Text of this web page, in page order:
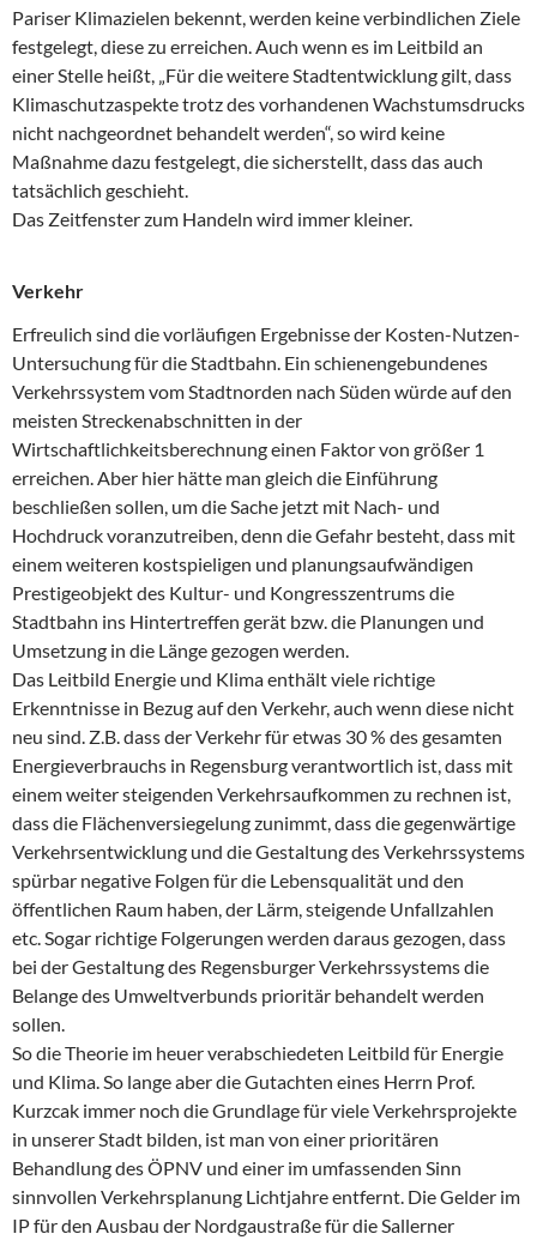
Pariser Klimazielen bekennt, werden keine verbindlichen Ziele
festgelegt, diese zu erreichen. Auch wenn es im Leitbild an
einer Stelle heißt, „Für die weitere Stadtentwicklung gilt, dass
Klimaschutzaspekte trotz des vorhandenen Wachstumsdrucks
nicht nachgeordnet behandelt werden“, so wird keine
Maßnahme dazu festgelegt, die sicherstellt, dass das auch
tatsächlich geschieht.
Das Zeitfenster zum Handeln wird immer kleiner.
Verkehr
Erfreulich sind die vorläufigen Ergebnisse der Kosten-Nutzen-
Untersuchung für die Stadtbahn. Ein schienengebundenes
Verkehrssystem vom Stadtnorden nach Süden würde auf den
meisten Streckenabschnitten in der
Wirtschaftlichkeitsberechnung einen Faktor von größer 1
erreichen. Aber hier hätte man gleich die Einführung
beschließen sollen, um die Sache jetzt mit Nach- und
Hochdruck voranzutreiben, denn die Gefahr besteht, dass mit
einem weiteren kostspieligen und planungsaufwändigen
Prestigeobjekt des Kultur- und Kongresszentrums die
Stadtbahn ins Hintertreffen gerät bzw. die Planungen und
Umsetzung in die Länge gezogen werden.
Das Leitbild Energie und Klima enthält viele richtige
Erkenntnisse in Bezug auf den Verkehr, auch wenn diese nicht
neu sind. Z.B. dass der Verkehr für etwas 30 % des gesamten
Energieverbrauchs in Regensburg verantwortlich ist, dass mit
einem weiter steigenden Verkehrsaufkommen zu rechnen ist,
dass die Flächenversiegelung zunimmt, dass die gegenwärtige
Verkehrsentwicklung und die Gestaltung des Verkehrssystems
spürbar negative Folgen für die Lebensqualität und den
öffentlichen Raum haben, der Lärm, steigende Unfallzahlen
etc. Sogar richtige Folgerungen werden daraus gezogen, dass
bei der Gestaltung des Regensburger Verkehrssystems die
Belange des Umweltverbunds prioritär behandelt werden
sollen.
So die Theorie im heuer verabschiedeten Leitbild für Energie
und Klima. So lange aber die Gutachten eines Herrn Prof.
Kurzcak immer noch die Grundlage für viele Verkehrsprojekte
in unserer Stadt bilden, ist man von einer prioritären
Behandlung des ÖPNV und einer im umfassenden Sinn
sinnvollen Verkehrsplanung Lichtjahre entfernt. Die Gelder im
IP für den Ausbau der Nordgaustraße für die Sallerner